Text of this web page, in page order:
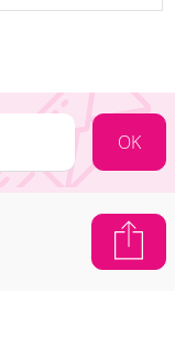
OK